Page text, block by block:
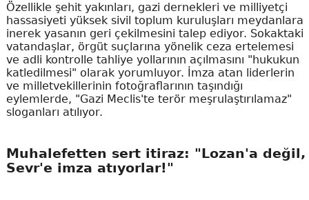
Özellikle şehit yakınları, gazi dernekleri ve milliyetçi
hassasiyeti yüksek sivil toplum kuruluşları meydanlara
inerek yasanın geri çekilmesini talep ediyor. Sokaktaki
vatandaşlar, örgüt suçlarına yönelik ceza ertelemesi
ve adli kontrolle tahliye yollarının açılmasını "hukukun
katledilmesi" olarak yorumluyor. İmza atan liderlerin
ve milletvekillerinin fotoğraflarının taşındığı
eylemlerde, "Gazi Meclis'te terör meşrulaştırılamaz"
sloganları atılıyor.
Muhalefetten sert itiraz: "Lozan'a değil,
Sevr'e imza atıyorlar!"